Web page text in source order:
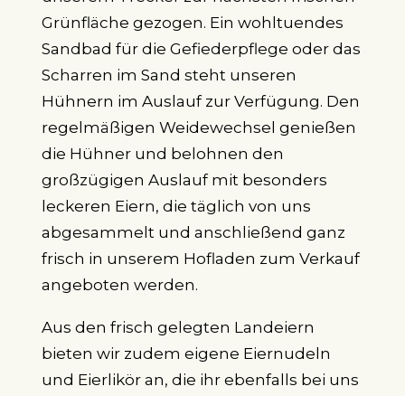
Grünfläche gezogen. Ein wohltuendes
Sandbad für die Gefiederpflege oder das
Scharren im Sand steht unseren
Hühnern im Auslauf zur Verfügung. Den
regelmäßigen Weidewechsel genießen
die Hühner und belohnen den
großzügigen Auslauf mit besonders
leckeren Eiern, die täglich von uns
abgesammelt und anschließend ganz
frisch in unserem Hofladen zum Verkauf
angeboten werden.
Aus den frisch gelegten Landeiern
bieten wir zudem eigene Eiernudeln
und Eierlikör an, die ihr ebenfalls bei uns